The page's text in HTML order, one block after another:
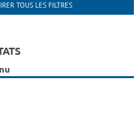
TOUS LES FILTRES